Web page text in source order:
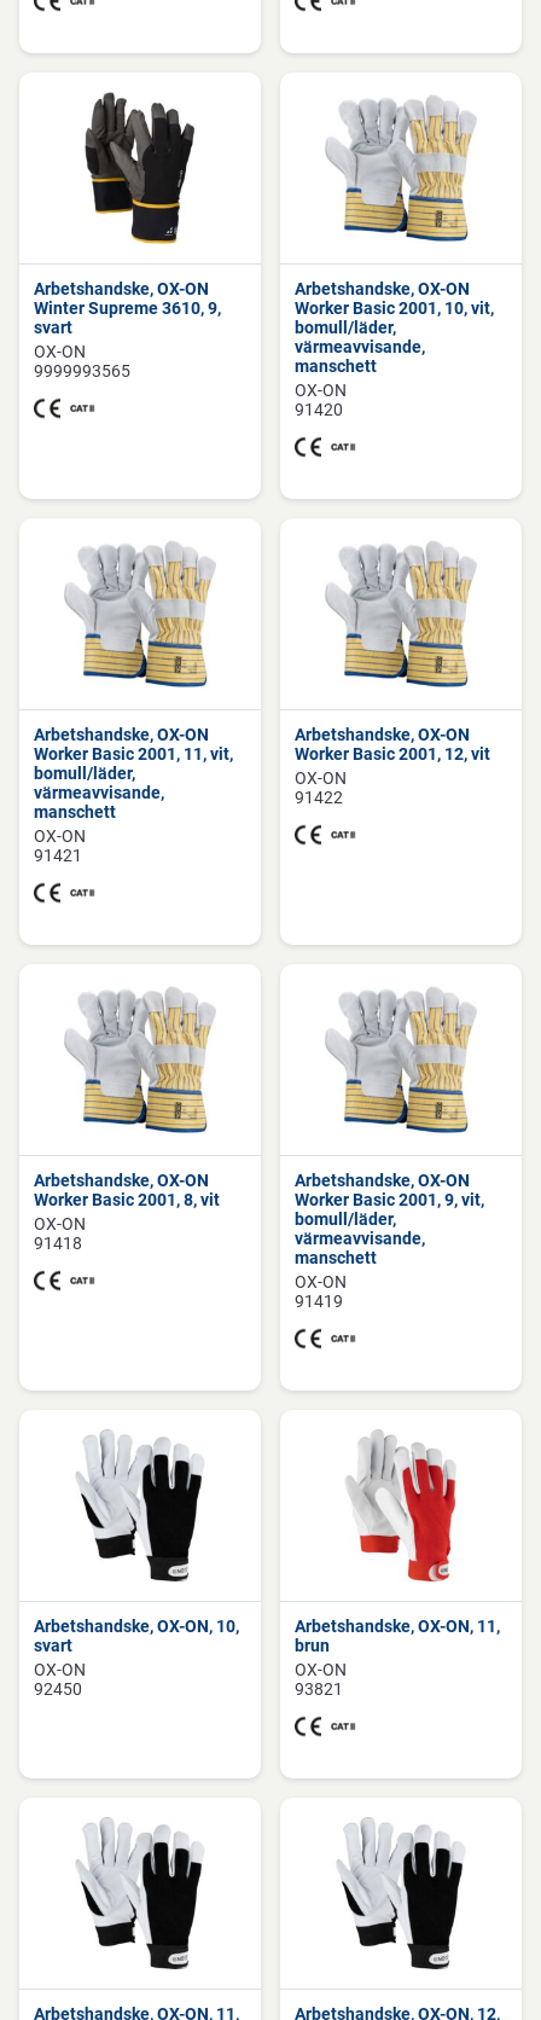
Arbetshandske, OX-ON
Winter Supreme 3610, 9,
svart
OX-ON
9999993565
Arbetshandske, OX-ON
Worker Basic 2001, 10, vit,
bomull/läder,
värmeavvisande,
manschett
OX-ON
91420
Arbetshandske, OX-ON
Worker Basic 2001, 11, vit,
bomull/läder,
värmeavvisande,
manschett
OX-ON
91421
Arbetshandske, OX-ON
Worker Basic 2001, 12, vit
OX-ON
91422
Arbetshandske, OX-ON
Worker Basic 2001, 8, vit
OX-ON
91418
Arbetshandske, OX-ON
Worker Basic 2001, 9, vit,
bomull/läder,
värmeavvisande,
manschett
OX-ON
91419
Arbetshandske, OX-ON, 10,
svart
OX-ON
92450
Arbetshandske, OX-ON, 11,
brun
OX-ON
93821
Arbetshandske, OX-ON, 11, Arbetshandske, OX-ON, 12,